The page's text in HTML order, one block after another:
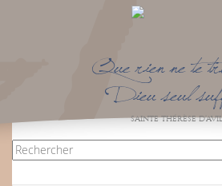
Que rien ne te
Dieu seul
SAINTE THÉRÈSE